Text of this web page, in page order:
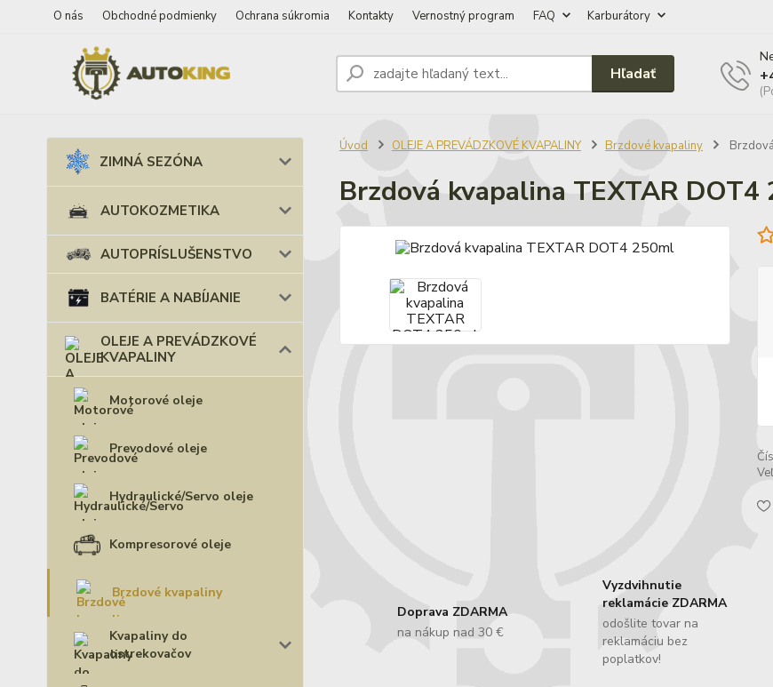
O nás Obchodné podmienky Ochrana súkromia Kontakty Vernostný program FAQ Karburátory
Hľadať
ZIMNÁ SEZÓNA
AUTOKOZMETIKA
AUTOPRÍSLUŠENSTVO
BATÉRIE A NABÍJANIE
OLEJE A PREVÁDZKOVÉ
KVAPALINY
Motorové oleje
Prevodové oleje
Hydraulické/Servo oleje
Kompresorové oleje
Brzdové kvapaliny
Kvapaliny do
ostrekovačov
Úvod OLEJE A PREVÁDZKOVÉ KVAPALINY Brzdové kvapaliny
Brzdová kvapalina TEXTAR DOT4
Doprava ZDARMA
na nákup nad 30 €
Vyzdvihnutie
reklamácie ZDARMA
odošlite tovar na
reklamáciu bez
poplatkov!